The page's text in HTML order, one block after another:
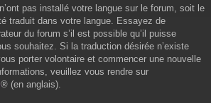
pas installé votre langue sur le forum, soit le
traduit dans votre langue. Essayez de
du forum s’il est possible qu’il puisse
souhaitez. Si la traduction désirée n’existe
porter volontaire et commencer une nouvelle
veuillez vous rendre sur
® (en anglais).